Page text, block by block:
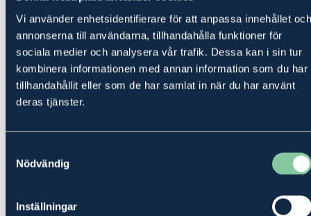
Vi använder enhetsidentifierare för att anpassa innehållet och
annonserna till användarna, tillhandahålla funktioner för
sociala medier och analysera vår trafik. Dessa kan i sin tur
kombinera informationen med annan information som du har
tillhandahållit eller som de har samlat in när du har använt
deras tjänster.
Nödvändig
Inställningar
Arrende- och nyttjanderätt
Familjerätt
Fastighetsrätt
Generationsskifte